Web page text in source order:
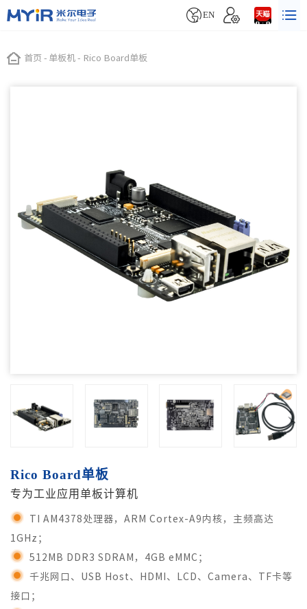

EN 
首页 - 单板机 - Rico Board单板
Rico Board单板
专为工业应用单板计算机
TI AM4378处理器，ARM Cortex-A9内核，主频高达
1GHz；
512MB DDR3 SDRAM，4GB eMMC；
千兆网口、USB Host、HDMI、LCD、Camera、TF卡等
接口；